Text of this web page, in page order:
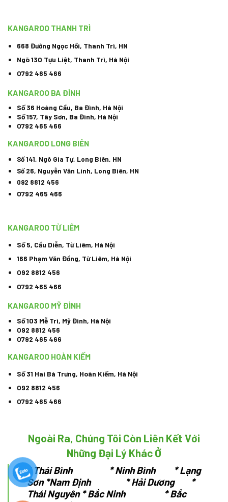
KANGAROO THANH TRÌ
668 Đường Ngọc Hồi, Thanh Trì, HN
Ngõ 130 Tựu Liệt, Thanh Trì, Hà Nội
0792 465 466
KANGAROO BA ĐÌNH
Số 36 Hoàng Cầu, Ba Đình, Hà Nội
Số 157, Tây Sơn, Ba Đình, Hà Nội
0792 465 466
KANGAROO LONG BIÊN
Số 141, Ngô Gia Tự, Long Biên, HN
Số 26, Nguyễn Văn Linh, Long Biên, HN
092 8812 456
0792 465 466
KANGAROO TỪ LIÊM
Số 5, Cầu Diễn, Từ Liêm, Hà Nội
166 Phạm Văn Đồng, Từ Liêm, Hà Nội
092 8812 456
0792 465 466
KANGAROO MỸ ĐÌNH
Số 103 Mễ Trì, Mỹ Đình, Hà Nội
092 8812 456
0792 465 466
KANGAROO HOÀN KIẾM
Số 31 Hai Bà Trưng, Hoàn Kiếm, Hà Nội
092 8812 456
0792 465 466
Ngoài Ra, Chúng Tôi Còn Liên Kết Với
Những Đại Lý Khác Ở
*Thái Bình * Ninh Bình * Lạng
Sơn *Nam Định * Hải Dương *
Thái Nguyên * Bắc Ninh * Bắc